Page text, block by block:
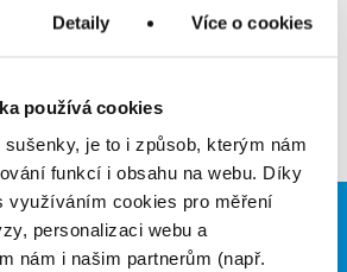
Detaily Více o cookies
používá cookies
je to i způsob, kterým nám
funkcí i obsahu na webu. Díky
využíváním cookies pro měření
personalizaci webu a
nám i našim partnerům (např.
Firmy